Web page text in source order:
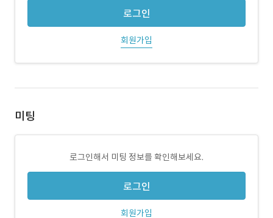
로그인
회원가입
미팅
로그인해서 미팅 정보를 확인해보세요.
로그인
회원가입